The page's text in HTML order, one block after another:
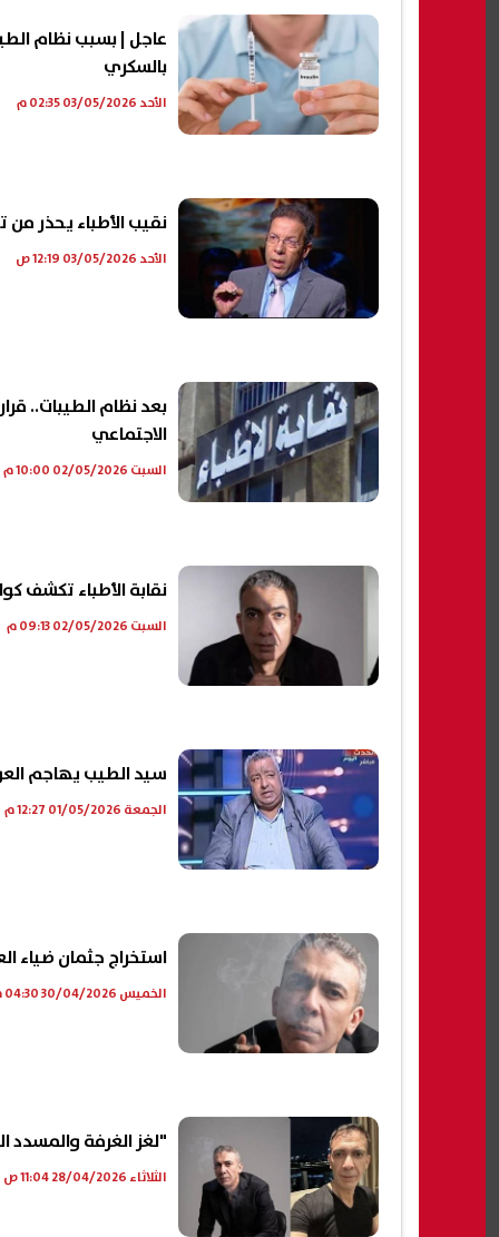
عاجل | بسبب نظام
بالسكري
الأحد 03/05/2026 02:35 م
نقيب الأطباء يحذر
الأحد 03/05/2026 12:19 ص
بعد نظام الطيبات..
الاجتماعي
السبت 02/05/2026 10:00 م
نقابة الأطباء تكشف
السبت 02/05/2026 09:13 م
سيد الطيب يهاجم العوضي: دفعت 3 آلاف جنيه
الجمعة 01/05/2026 12:27 م
استخراج جثمان ضياء
الخميس 30/04/2026 04:30 م
"لغز الغرفة والمسدد
الثلاثاء 28/04/2026 11:04 ص